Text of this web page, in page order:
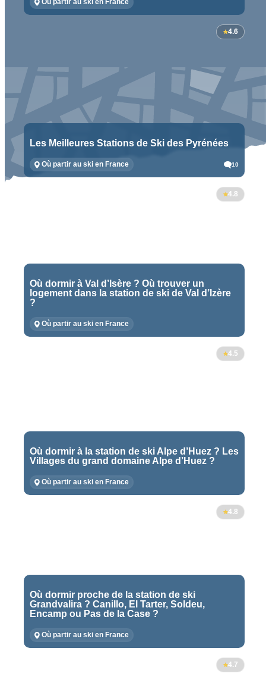
Où partir au ski en France
4.6
Les Meilleures Stations de Ski des Pyrénées
Où partir au ski en France 10
4.8
Où dormir à Val d’Isère ? Où trouver un
logement dans la station de ski de Val d’Izère
?
Où partir au ski en France
4.5
Où dormir à la station de ski Alpe d’Huez ? Les
Villages du grand domaine Alpe d’Huez ?
Où partir au ski en France
4.8
Où dormir proche de la station de ski
Grandvalira ? Canillo, El Tarter, Soldeu,
Encamp ou Pas de la Case ?
Où partir au ski en France
4.7